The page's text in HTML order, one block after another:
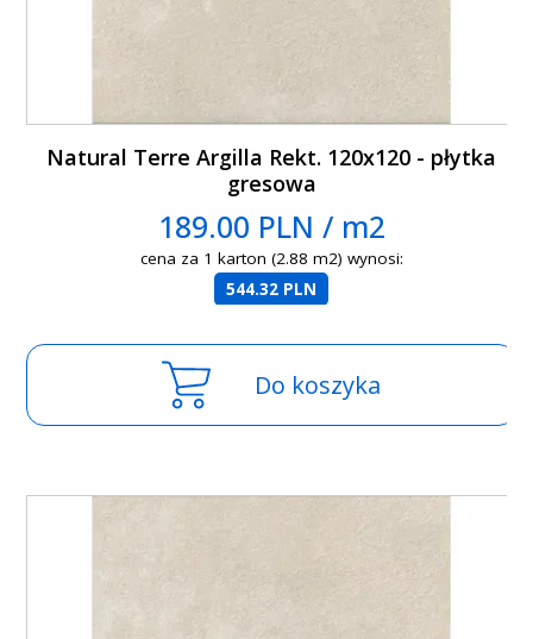
Natural Terre Argilla Rekt. 120x120 - płytka
gresowa
189.00 PLN / m2
cena za 1 karton (2.88 m2) wynosi:
544.32 PLN
Do koszyka